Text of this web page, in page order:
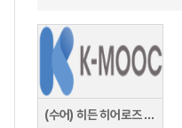
(수어) 히든 히어로즈 : K-디스플레이, 글로벌 최초와 최고를 독점하다!